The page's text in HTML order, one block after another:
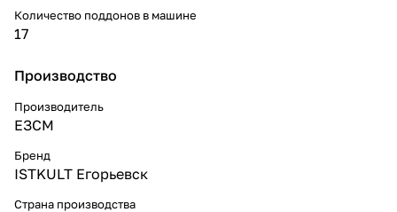
Количество поддонов в машине
17
Производство
Производитель
ЕЗСМ
Бренд
ISTKULT Егорьевск
Страна производства